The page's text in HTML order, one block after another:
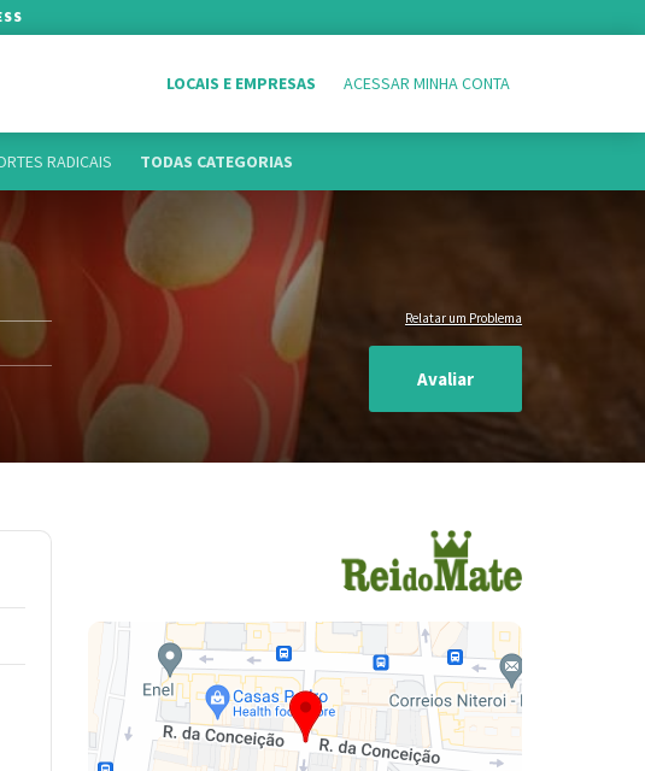
LOCAIS E EMPRESAS ACESSAR MINHA CONTA
RADICAIS TODAS CATEGORIAS
Relatar um Problema
Avaliar